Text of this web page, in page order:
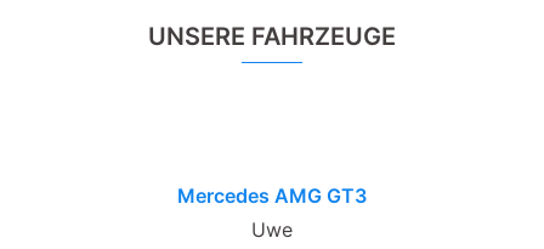
UNSERE FAHRZEUGE
Mercedes AMG GT3
Uwe